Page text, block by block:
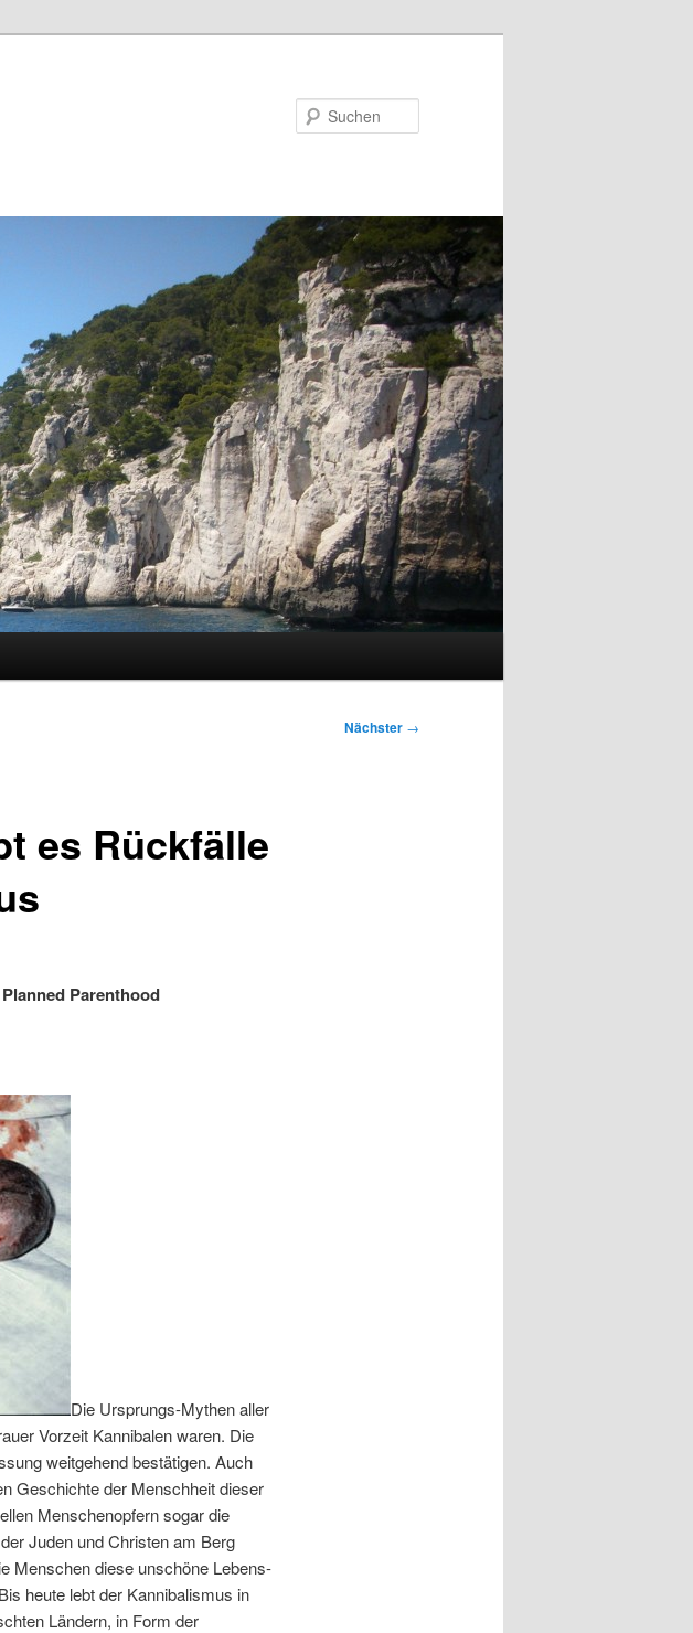
Nächster →
es Rückfälle
Parenthood
Die Ursprungs-Mythen aller
Vorzeit Kannibalen waren. Die
weitgehend bestätigen. Auch
Geschichte der Menschheit dieser
Menschenopfern sogar die
Juden und Christen am Berg
Menschen diese unschöne Lebens-
heute lebt der Kannibalismus in
Ländern, in Form der